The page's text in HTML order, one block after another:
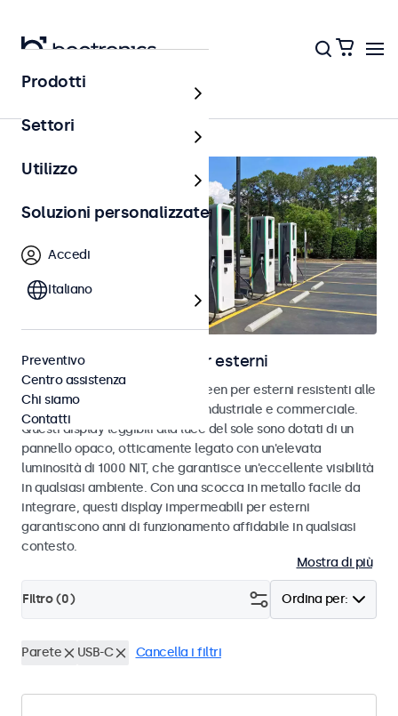
Home
Monitor touchscreen per esterni
Scopri i nostri monitor touchscreen per esterni resistenti alle
intemperie, progettati per uso industriale e commerciale.
Questi display leggibili alla luce del sole sono dotati di un
pannello opaco, otticamente legato con un'elevata
luminosità di 1000 NIT, che garantisce un'eccellente visibilità
in qualsiasi ambiente. Con una scocca in metallo facile da
integrare, questi display impermeabili per esterni
garantiscono anni di funzionamento affidabile in qualsiasi
contesto.
Mostra di più
Ordina per:
Filtro (0)
Parete USB-C Cancella i filtri
Prodotti
Settori
Utilizzo
Soluzioni personalizzate
Accedi
Italiano
Preventivo
Centro assistenza
Chi siamo
Contatti